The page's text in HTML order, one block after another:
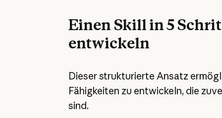
Einen Skill in 5
entwickeln
Dieser strukturierte Ansatz
Fähigkeiten zu entwickeln, die
sind.